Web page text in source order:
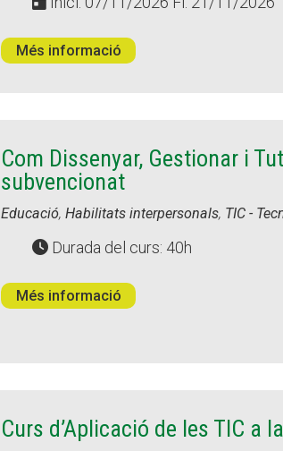
Més informació
Com Dissenyar, Gestionar i
subvencionat
Educació,Habilitats interpersonals, TIC -
Durada del curs: 40h
Més informació
Curs d’Aplicació de les TIC a